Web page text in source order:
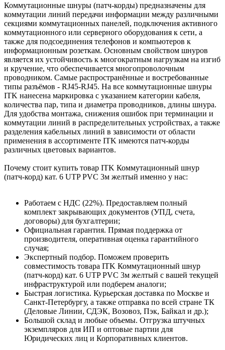
Коммутационные шнуры (патч-корды) предназначены для
коммутации линий передачи информации между различными
секциями коммутационных панелей, подключения активного
коммутационного или серверного оборудования к сети, а
также для подсоединения телефонов и компьютеров к
информационным розеткам. Основным свойством шнуров
является их устойчивость к многократным нагрузкам на изгиб
и кручение, что обеспечивается многопроволочным
проводником. Самые распространённые и востребованные
типы разъёмов - RJ45-RJ45. На все коммутационные шнуры
ITK нанесена маркировка с указанием категории кабеля,
количества пар, типа и диаметра проводников, длины шнура.
Для удобства монтажа, снижения ошибок при терминации и
коммутации линий в распределительных устройствах, а также
разделения кабельных линий в зависимости от области
применения в ассортименте ITK имеются патч-корды
различных цветовых вариантов.
Почему стоит купить товар ITK Коммутационный шнур
(патч-корд) кат. 6 UTP PVC 3м желтый именно у нас:
Работаем с НДС (22%). Предоставляем полный
комплект закрывающих документов (УПД, счета,
договоры) для бухгалтерии;
Официальная гарантия. Прямая поддержка от
производителя, оперативная оценка гарантийного
случая;
Экспертный подбор. Поможем проверить
совместимость товара ITK Коммутационный шнур
(патч-корд) кат. 6 UTP PVC 3м желтый с вашей текущей
инфраструктурой или подберем аналоги;
Быстрая логистика. Курьерская доставка по Москве и
Санкт-Петербургу, а также отправка по всей стране ТК
(Деловые Линии, СДЭК, Возовоз, Пэк, Байкал и др.);
Большой склад и любые объемы. Отгрузка штучных
экземпляров для ИП и оптовые партии для
Юридических лиц и Корпоративных клиентов.